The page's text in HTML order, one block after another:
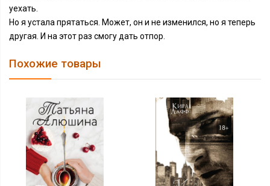
уехать.
Но я устала прятаться. Может, он и не изменился, но я теперь
другая. И на этот раз смогу дать отпор.
Похожие товары